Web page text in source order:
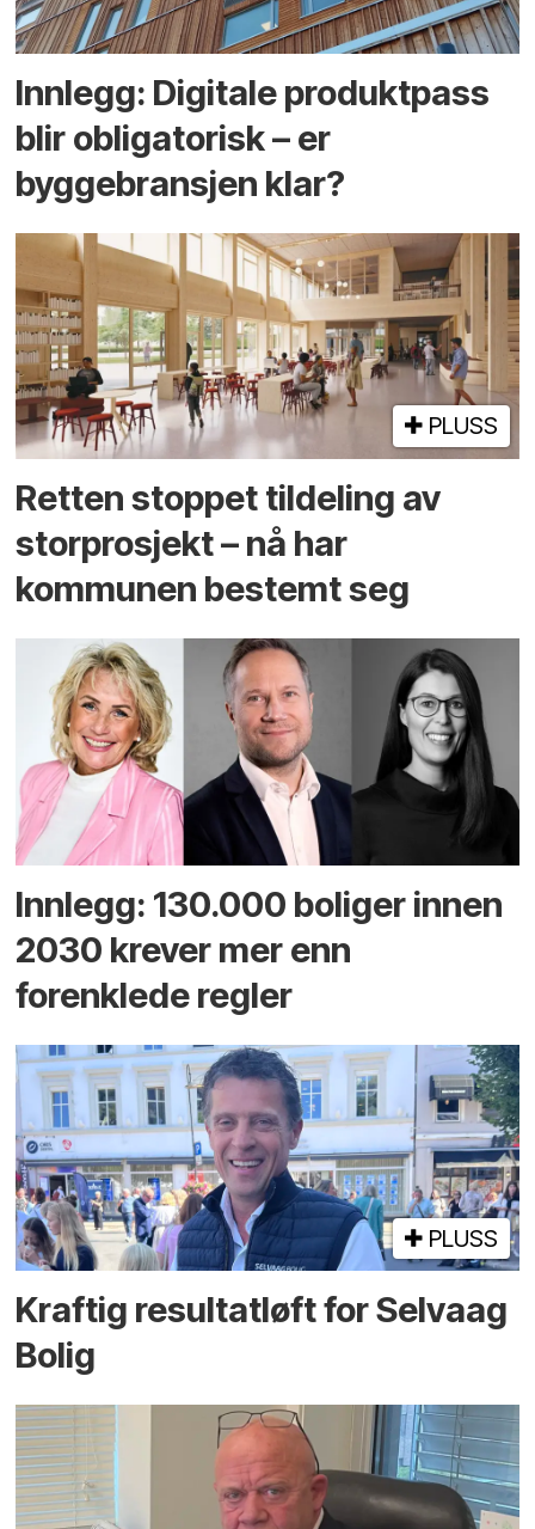
Innlegg: Digitale produktpass
blir obligatorisk – er
byggebransjen klar?
PLUSS
Retten stoppet tildeling av
storprosjekt – nå har
kommunen bestemt seg
Innlegg: 130.000 boliger innen
2030 krever mer enn
forenklede regler
PLUSS
Kraftig resultatløft for Selvaag
Bolig